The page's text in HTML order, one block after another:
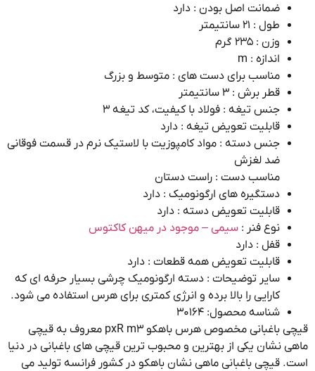
ضمانت اصل بودن : دارد
طول : ۲1 سانتیمتر
وزن : ۲۳۵ گرم
اندازه : m
مناسب برای دست های : متوسط و بزرگ
قطر برش : 3 سانتیمتر
جنس تیغه : فولاد با کیفیت، کد تیغه 3
قابلیت تعویض تیغه : دارد
جنس دسته : مواد کامپوزیت با لاستیک نرم در قسمت فوقانی
ضد لغزش
مناسب دست : راست دستان
دستگیره های ارگونومیک : دارد
قابلیت تعویض دسته : دارد
نوع فنر : سیمی – موجود در میهن کاکتوس
قفل : دارد
قابلیت تعویض همه قطعات : دارد
سایر توضیحات : دسته ارگونومیک چرشی بسیار حرفه ای که
کارایی را بالا برده و انرژی کمتری برای هرس استفاده می شود.
شناسه محصول:30164
قیچی باغبانی مخصوص هرس باهکو pxR m3 معروف به قیچی
نشان یکی از بهترین و محبوب ترین قیچی های باغبانی در دنیا
قیچی باغبانی ماهی نشان باهکو در کشور فرانسه تولید می